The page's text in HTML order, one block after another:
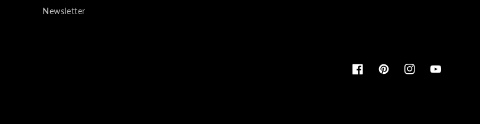
Newsletter
FacebookPinterestInstagramYouTube